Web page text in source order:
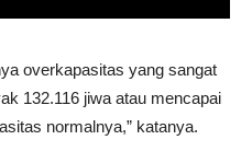
overkapasitas yang sangat
132.116 jiwa atau mencapai
normalnya,” katanya.